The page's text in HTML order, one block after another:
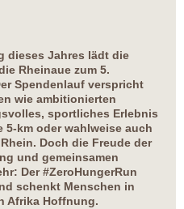
dieses Jahres lädt die
Rheinaue zum 5.
Spendenlauf verspricht
wie ambitionierten
sportliches Erlebnis
5-km oder wahlweise auch
Doch die Freude der
und gemeinsamen
Der #ZeroHungerRun
schenkt Menschen in
Afrika Hoffnung.